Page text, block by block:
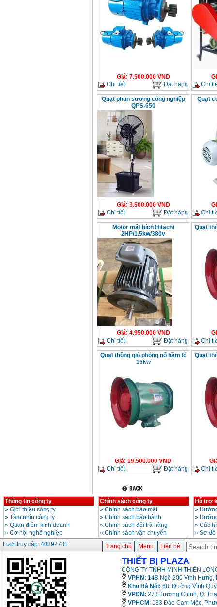
Giá: 7.500.000VND
Chi tiết
Đặt hàng
Chi
Quạt phun sương công nghiệp
QPS-650
Giá: 3.500.000VND
Chi tiết
Đặt hàng
Quạt
Chi
Motor mặt bích Hitachi
2HP/1.5kw/380v
Giá: 4.950.000VND
Chi tiết
Đặt hàng
Quạt
Chi
Quạt thông gió phòng nổ hầm lò
15kw
Giá: 19.500.000 VND
Chi tiết
Đặt hàng
Quạt
Chi
Thông tin công ty
» Giới thiệu công ty
» Tầm nhìn công ty
» Quan điểm kinh doanh
» Cơ hội nghề nghiệp
Chính sách công ty
» Chính sách bảo mật
» Chính sách bảo hành
» Chinh sách đổi trả hàng
» Chính sách vận chuyển
Hỗ trợ
»
»
» Các
» Sơ
Lượt truy cập: 40392781
Trang chủ Menu Liên hệ
THIẾT BỊ PLAZA
CÔNG TY TNHH MINH THIÊN
VPHN: 14B Ngõ 200 Vĩnh Hưng,
Kho Hà Nội: 68 Đường Vĩnh
VPĐN: 273 Trường Chinh, Q.
VPHCM : 133 Đào Cam Mộc,